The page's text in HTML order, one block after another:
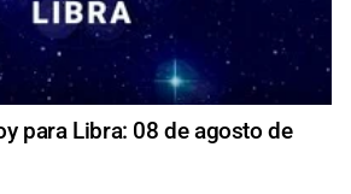
para Libra: 08 de agosto de